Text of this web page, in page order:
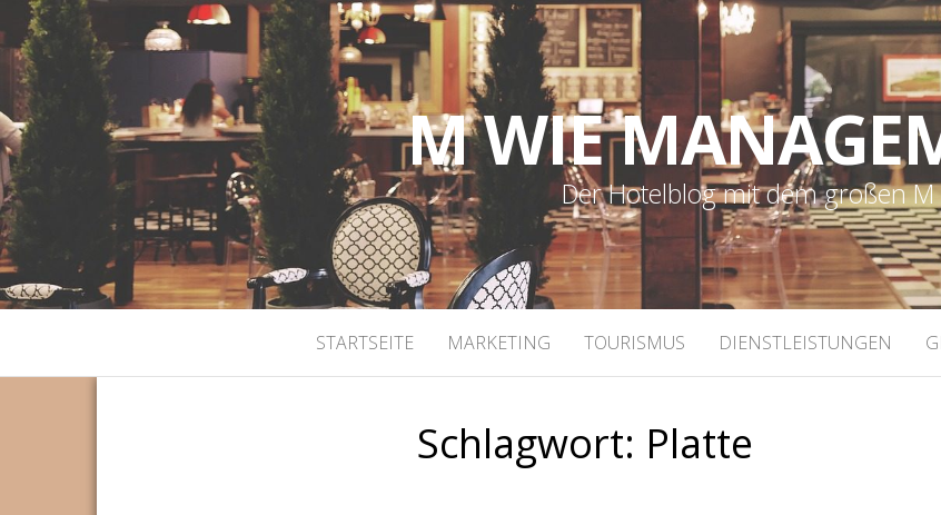
M WIE
Der Hotelblog mit dem großen M
STARTSEITE MARKETING TOURISMUS DIENSTLEISTUNGEN
Schlagwort: Platte